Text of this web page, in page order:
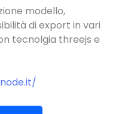
modello,
di export in vari
tecnolgia threejs e